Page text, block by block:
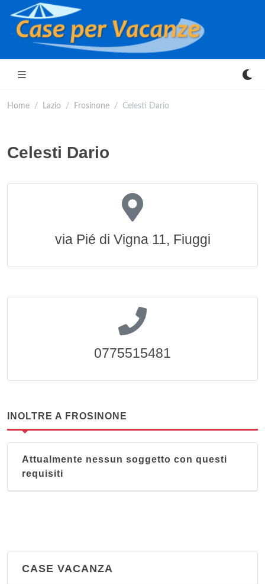
Home Lazio Frosinone Celesti Dario
Celesti Dario
via Pié di Vigna 11, Fiuggi
0775515481
INOLTRE A FROSINONE
Attualmente nessun soggetto con questi
requisiti
CASE VACANZA